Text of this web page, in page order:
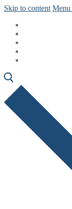
Skip to content Menu